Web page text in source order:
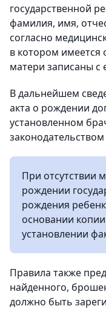
государственной
фамилия, имя,
согласно
в котором имеется
матери записаны с
В дальнейшем
акта о рождении
установленном
При отсутствии
рождении
рождения
основании
установлении
Правила также
найденного,
должно быть